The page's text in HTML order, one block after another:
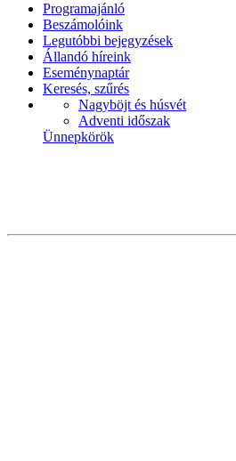
Programajánló
Beszámolóink
Legutóbbi bejegyzések
Állandó híreink
Eseménynaptár
Keresés, szűrés
Nagyböjt és húsvét
Adventi időszak
Ünnepkörök